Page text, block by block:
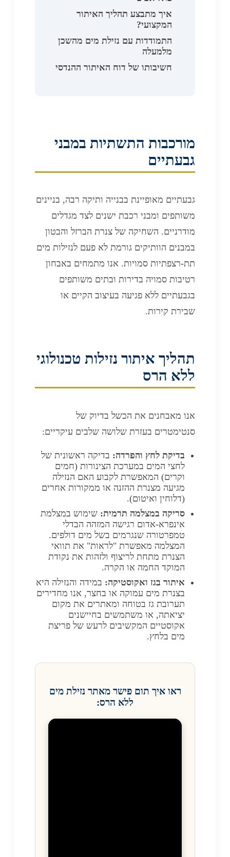
איך מתבצע תהליך האיתור
המקצועי?
התמודדות עם נזילת מים מהשכן
מלמעלה
חשיבותו של דוח האיתור ההנדסי
מורכבות התשתיות במבני
גבעתיים
גבעתיים מאופיינת בבנייה ותיקה רבה, בניינים
משותפים ומבני רכבת ישנים לצד מגדלים
מודרניים. השחיקה של צנרת הברזל והבטון
במבנים הוותיקים גורמת לא פעם לנזילות מים
תת-רצפתיות סמויות. אנו מתמחים באבחון
רטיבות סמויה בדירות ובתים משותפים
בגבעתיים ללא פגיעה בעיצוב הקיים או
שבירת קירות.
תהליך איתור נזילות טכנולוגי
ללא הרס
אנו מאבחנים את הכשל בדיוק של
סנטימטרים בעזרת שלושה שלבים עיקריים:
בדיקת לחץ והפרדה: בדיקה ראשונית של
לחצי המים במערכת הצינורות (חמים
וקרים) המאפשרת לקבוע האם הנזילה
מגיעה מצנרת ההזנה או ממקורות אחרים
(דלוחין ואיטום).
סריקה במצלמה תרמית: שימוש במצלמת
אינפרא-אדום רגישה המזהה הבדלי
טמפרטורה שנגרמים בשל מים דולפים.
המצלמה מאפשרת "לראות" את תוואי
הצנרת מתחת לריצוף ולזהות את נקודת
המוקד החמה או הקרה.
איתור בגז ואקוסטיקה: במידה והנזילה היא
בצנרת מים עמוקה או בחצר, אנו מחדירים
תערובת גז בטוחה ומאתרים את מקום
יציאתה, או משתמשים בחיישנים
אקוסטיים המקשיבים לרעש של פריצת
מים בלחץ.
ראו איך תום פישר מאתר נזילת מים
ללא הרס: